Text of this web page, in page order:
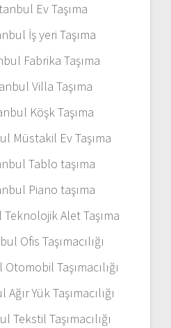
Ev Taşıma
İş yeri Taşıma
Fabrika Taşıma
Villa Taşıma
Köşk Taşıma
Müstakil Ev Taşıma
Tablo taşıma
Piano taşıma
Alet Taşıma
Ofis Taşımacılığı
Taşımacılığı
Yük Taşımacılığı
Tekstil Taşımacılığı